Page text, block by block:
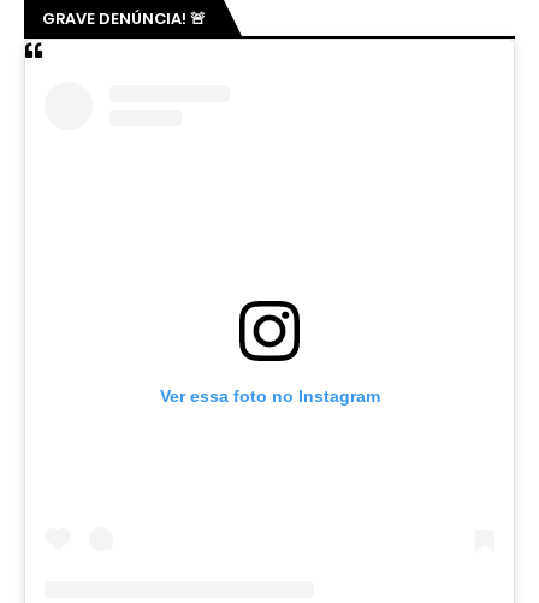
GRAVE DENÚNCIA! 🚨
Ver essa foto no Instagram